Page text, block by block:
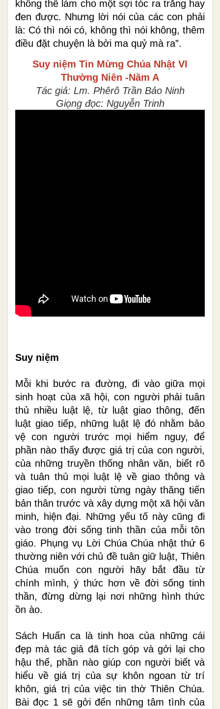
không thể làm cho một sợi tóc ra trắng hay
đen được. Nhưng lời nói của các con phải
là: Có thì nói có, không thì nói không, thêm
điều đặt chuyện là bởi ma quỷ mà ra”.
Suy niệm Tin Mừng Chúa Nhật VI
Thường Niên -Năm A
Tác giả: Lm. Phêrô Trần Bảo Ninh
Giọng đọc: Nguyễn Trinh
Suy niệm
Mỗi khi bước ra đường, đi vào giữa mọi
sinh hoạt của xã hội, con người phải tuân
thủ nhiều luật lệ, từ luật giao thông, đến
luật giao tiếp, những luật lệ đó nhằm bảo
vệ con người trước mọi hiểm nguy, để
phần nào thấy được giá trị của con người,
của những truyền thống nhân văn, biết rõ
và tuân thủ mọi luật lệ về giao thông và
giao tiếp, con người từng ngày thăng tiến
bản thân trước và xây dựng một xã hội văn
minh, hiện đại. Những yếu tố này cũng đi
vào trong đời sống tinh thần của mỗi tôn
giáo. Phụng vụ Lời Chúa Chúa nhật thứ 6
thường niên với chủ đề tuân giữ luật, Thiên
Chúa muốn con người hãy bắt đầu từ
chính mình, ý thức hơn về đời sống tinh
thần, đừng dừng lại nơi những hình thức
ồn ào.
Sách Huấn ca là tinh hoa của những cái
đẹp mà tác giả đã tích góp và gởi lại cho
hậu thế, phần nào giúp con người biết và
hiểu về giá trị của sự khôn ngoan từ trí
khôn, giá trị của việc tin thờ Thiên Chúa.
Bài đọc 1 sẽ gởi đến những tâm tình của